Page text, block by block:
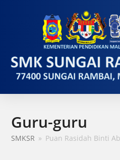
Guru-guru
SMKSR » Puan Rasidah Binti